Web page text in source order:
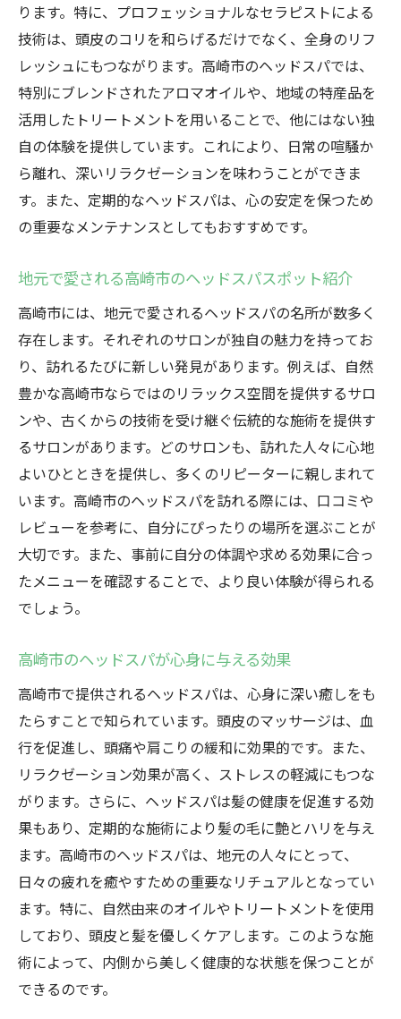
心身を癒す高崎市の特別なヘッドスパ
高崎市でリフレッシュできるヘッドスパの
秘訣
ヘッドスパでストレスを解消する方法
高崎市でのヘッドスパ体験の選択肢
高崎市でおすすめのヘッドスパ施設
血行促進と髪の健康を両立する高崎市のヘッド
スパ
ヘッドスパが髪の健康に与える効果
高崎市でのヘッドスパによる血行促進のメ
カニズム
髪の健康を守る高崎市のヘッドスパ施術
高崎市でのヘッドスパが支持される理由
頭皮と髪のケアを同時に行う方法
プロによる頭皮マッサージで得られる極上の癒
高崎市のプロフェッショナルによる頭皮ケ
ア
頭皮マッサージで心身を満たす
プロによる高崎市での特別なヘッドスパ体
験
頭皮マッサージがもたらす癒しの効果
週末のリラックスタイムに最適な高崎市のヘッ
ドスパ
高崎市の週末におすすめのヘッドスパ体験
休日を満喫するためのヘッドスパプラン
高崎市でリフレッシュするためのヘッドス
パ施設
週末に楽しむ高崎市のヘッドスパ
リフレッシュにぴったりな高崎市のヘッド
スパ
ります。特に、プロフェッショナルなセラピストによる
技術は、頭皮のコリを和らげるだけでなく、全身のリフ
レッシュにもつながります。高崎市のヘッドスパでは、
特別にブレンドされたアロマオイルや、地域の特産品を
活用したトリートメントを用いることで、他にはない独
自の体験を提供しています。これにより、日常の喧騒か
ら離れ、深いリラクゼーションを味わうことができま
す。また、定期的なヘッドスパは、心の安定を保つため
の重要なメンテナンスとしてもおすすめです。
地元で愛される高崎市のヘッドスパスポット紹介
高崎市には、地元で愛されるヘッドスパの名所が数多く
存在します。それぞれのサロンが独自の魅力を持ってお
り、訪れるたびに新しい発見があります。例えば、自然
豊かな高崎市ならではのリラックス空間を提供するサロ
ンや、古くからの技術を受け継ぐ伝統的な施術を提供す
るサロンがあります。どのサロンも、訪れた人々に心地
よいひとときを提供し、多くのリピーターに親しまれて
います。高崎市のヘッドスパを訪れる際には、口コミや
レビューを参考に、自分にぴったりの場所を選ぶことが
大切です。また、事前に自分の体調や求める効果に合っ
たメニューを確認することで、より良い体験が得られる
でしょう。
高崎市のヘッドスパが心身に与える効果
高崎市で提供されるヘッドスパは、心身に深い癒しをも
たらすことで知られています。頭皮のマッサージは、血
行を促進し、頭痛や肩こりの緩和に効果的です。また、
リラクゼーション効果が高く、ストレスの軽減にもつな
がります。さらに、ヘッドスパは髪の健康を促進する効
果もあり、定期的な施術により髪の毛に艶とハリを与え
ます。高崎市のヘッドスパは、地元の人々にとって、
日々の疲れを癒やすための重要なリチュアルとなってい
ます。特に、自然由来のオイルやトリートメントを使用
しており、頭皮と髪を優しくケアします。このような施
術によって、内側から美しく健康的な状態を保つことが
できるのです。